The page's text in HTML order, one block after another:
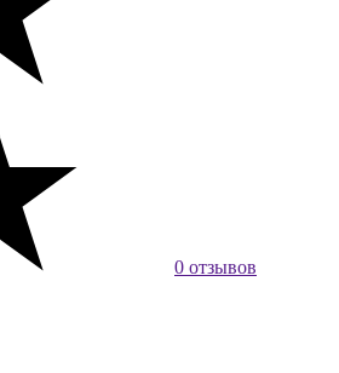
0 отзывов